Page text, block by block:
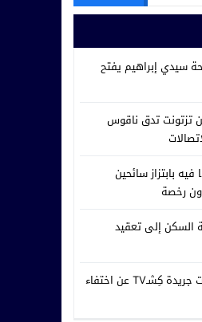
سيدي إبراهيم يفتح
تزتونت تدق ناقوس
بابتزاز سائحين
رخصة
السكن إلى تعقيد
مستجدات ما قد سبق أن كتبت جريدة كِشـTV عن اختفاء